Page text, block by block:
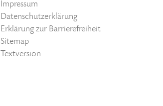
Impressum
Datenschutzerklärung
Erklärung zur Barrierefreiheit
Sitemap
Textversion